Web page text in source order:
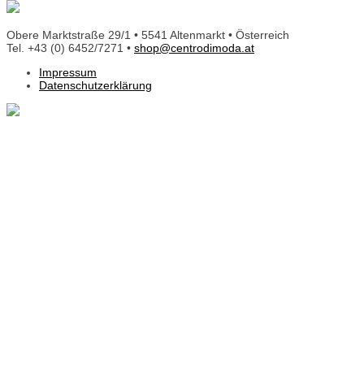
Obere Marktstraße 29/1 • 5541 Altenmarkt • Österreich
Tel. +43 (0) 6452/7271 • shop@centrodimoda.at
Impressum
Datenschutzerklärung